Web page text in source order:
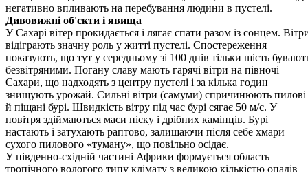
негативно впливають на перебування людини в пустелі.
Дивовижні об'єкти і явища
У Сахарі вітер прокидається і лягає спати разом із сонцем.
відіграють значну роль у житті пустелі. Спостере­ження
показують, що тут у середньому зі 100 днів тільки шість
безвітряними. Погану славу мають гарячі вітри на півночі
Сахари, що надходять з центру пустелі і за кілька годин
знищують урожай. Сильні вітри (самуми) спричинюють пилові
й піщані бурі. Швидкість вітру під час бурі сягає 50 м/с. У
повітря здіймаються маси піску і дрібних камінців. Бурі
настають і затухають раптово, залишаючи після себе хмари
сухого пилового «туману», що повільно осідає.
У південно-східній частині Африки формується область
тропічного вологого типу клімату з великою кількістю опадів